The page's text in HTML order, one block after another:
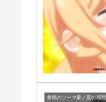
食戟のソーマ豪ノ皿の感想